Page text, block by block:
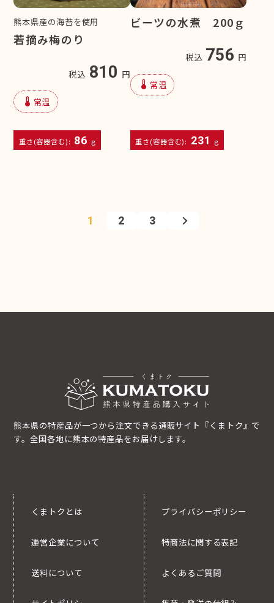
熊本県産の海苔を使用
若摘み梅のり
税込 810 円
device_thermostat 常温
重さ(容器含む): 86 g
ビーツの水煮 200ｇ
税込 756 円
device_thermostat 常温
重さ(容器含む): 231 g
1 2 3
熊本県の特産品が一つから注文できる通販サイト『くまトク』で
す。全国各地に熊本の特産品をお届けします。
くまトクとは
運営企業について
送料について
プライバシーポリシー
特商法に関する表記
よくあるご質問